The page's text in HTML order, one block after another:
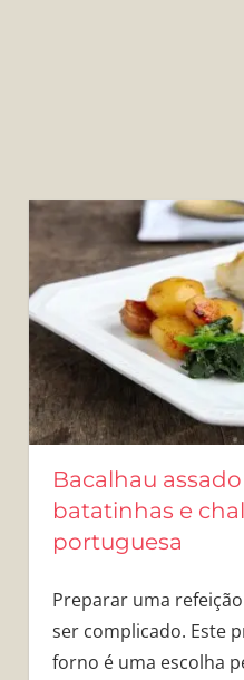
Bacalhau
batatinhas e
portuguesa
Preparar uma
ser complicado. Este
forno é uma escolha